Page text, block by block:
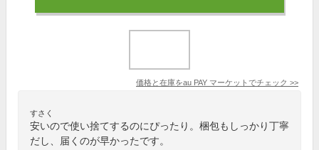
価格と在庫をau PAY マーケット でチェック >>
すさく
安いので使い捨てするのにぴったり。梱包もしっかり丁寧
だし、届くのが早かったです。